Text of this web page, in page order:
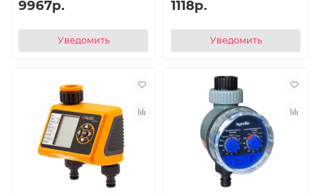
9967р.
Уведомить
1118р.
Уведомить